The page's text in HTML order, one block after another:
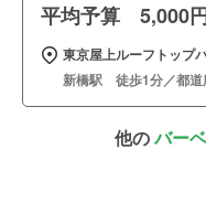
平均予算 5,000
東京屋上ルーフトップ
新橋駅 徒歩1分／都道
他のバー